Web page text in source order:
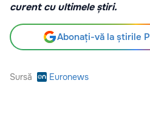
curent cu ultimele știri.
Abonați-vă la știrile
Sursă Euronews